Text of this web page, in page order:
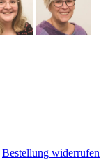
Bestellung widerrufen